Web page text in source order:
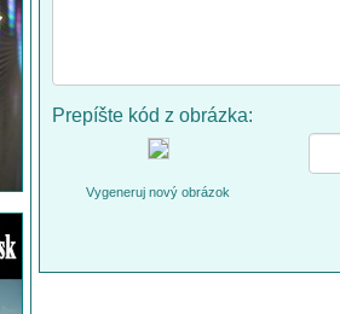
Prepíšte kód z obrázka:
Vygeneruj nový obrázok